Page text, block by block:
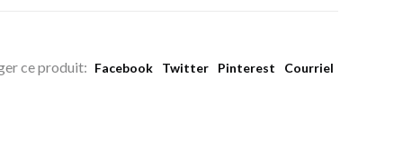
ce produit: Facebook Twitter Pinterest Courriel